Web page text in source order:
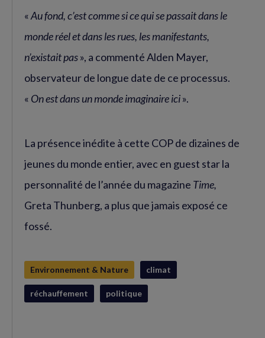
«Au fond, c’est comme si ce qui se passait dans le
monde réel et dans les rues, les manifestants,
n’existait pas», a commenté Alden Mayer,
observateur de longue date de ce processus.
« On est dans un monde imaginaire ici».
La présence inédite à cette COP de dizaines de
jeunes du monde entier, avec en guest star la
personnalité de l’année du magazine Time,
Greta Thunberg, a plus que jamais exposé ce
fossé.
Environnement & Nature climat
réchauffement politique